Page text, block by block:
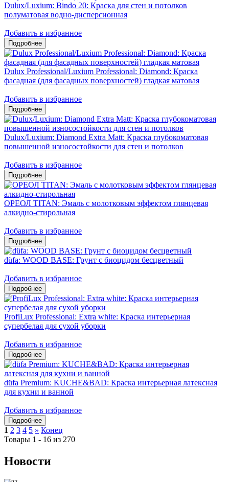
Dulux/Luxium: Bindo 20: Краска для стен и потолков
полуматовая водно-дисперсионная
Добавить в избранное
Dulux Professional/Luxium Professional: Diamond: Краска
фасадная (для фасадных поверхностей) гладкая матовая
Добавить в избранное
Dulux/Luxium: Diamond Extra Matt: Краска глубокоматовая
повышенной износостойкости для стен и потолков
Добавить в избранное
ОРЕОЛ TITAN: Эмаль с молотковым эффектом глянцевая
алкидно-стирольная
Добавить в избранное
düfa: WOOD BASE: Грунт с биоцидом бесцветный
Добавить в избранное
ProfiLux Professional: Extra white: Краска интерьерная
супербелая для сухой уборки
Добавить в избранное
düfa Premium: KUCHE&BAD: Краска интерьерная латексная
для кухни и ванной
Добавить в избранное
1 2 3 4 5 » Конец
Товары 1 - 16 из 270
Новости